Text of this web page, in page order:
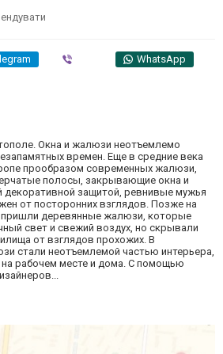
WhatsApp
Окна и жалюзи неотъемлемо
времен. Еще в средние века
прообразом современных жалюзи,
полосы, закрывающие окна и
защитой, ревнивые мужья
от посторонних взглядов. Позже на
пришли деревянные жалюзи, которые
свет и свежий воздух, но скрывали
от взглядов прохожих. В
стали неотъемлемой частью интерьера,
рабочем месте и дома. С помощью